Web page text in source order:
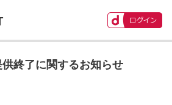
終了に関するお知らせ